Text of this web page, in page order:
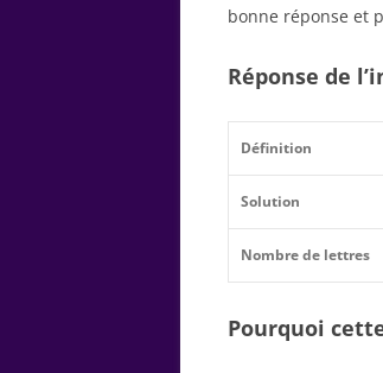
bonne réponse et
Réponse de
Définition
Solution
Nombre de lettres
Pourquoi